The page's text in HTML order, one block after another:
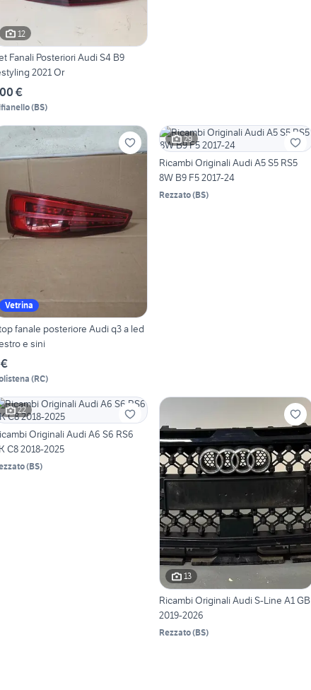
12
Fanali Posteriori Audi S4 B9
2021 Or
€
(BS)
Vetrina
fanale posteriore Audi q3 a led
e sini
(RC)
29
Ricambi Originali Audi A5 S5 RS5
8W B9 F5 2017-24
Rezzato(BS)
22
Originali Audi A6 S6 RS6
C8 2018-2025
(BS)
13
Ricambi Originali Audi S-Line A1 GB
2019-2026
Rezzato(BS)